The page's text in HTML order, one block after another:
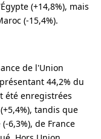
(+14,8%), mais
(-15,4%).
de l'Union
44,2% du
été enregistrées
tandis que
6,3%), de France